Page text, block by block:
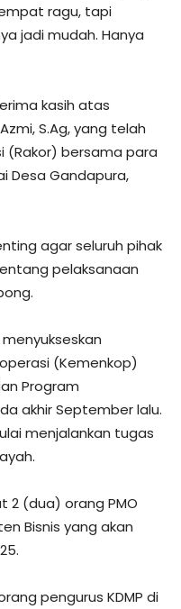
ragu, tapi
jadi mudah. Hanya
kasih atas
S.Ag, yang telah
(Rakor) bersama para
Desa Gandapura,
agar seluruh pihak
pelaksanaan
(Kemenkop)
Program
akhir September lalu.
menjalankan tugas
2 (dua) orang PMO
Bisnis yang akan
pengurus KDMP di